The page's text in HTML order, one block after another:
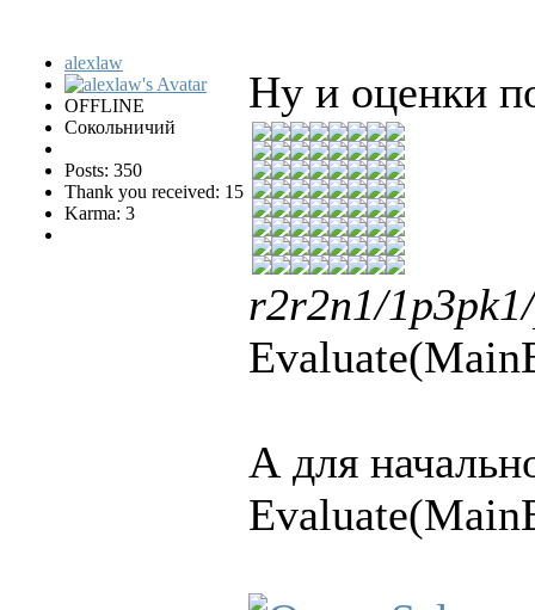
alexlaw
OFFLINE
Сокольничий
Posts: 350
Thank you received: 15
Karma: 3
Ну и оценки
r2r2n1/
А для